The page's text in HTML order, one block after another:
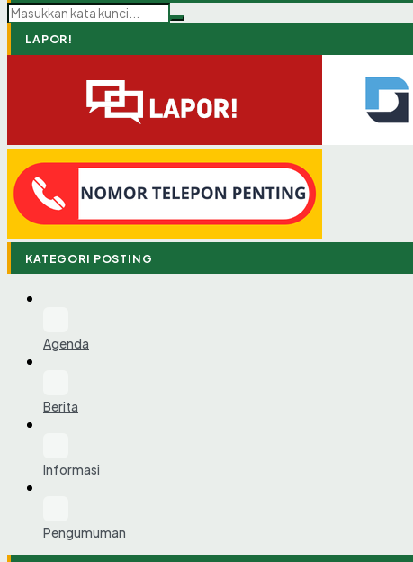
LAPOR!
KATEGORI POSTING
Agenda
Berita
Informasi
Pengumuman